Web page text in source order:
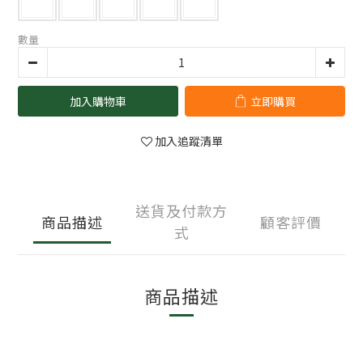
數量
加入購物車 立即購買
加入追蹤清單
商品描述
送貨及付款方
式
顧客評價
商品描述